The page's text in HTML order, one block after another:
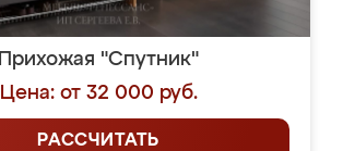
Прихожая "Спутник"
Цена: от 32 000 руб.
РАССЧИТАТЬ